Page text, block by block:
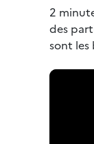
2
des
sont les